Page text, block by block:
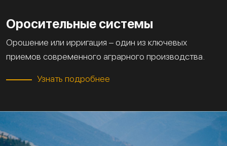
Оросительные системы
Орошение или ирригация – один из ключевых
приемов современного аграрного производства.
Узнать подробнее